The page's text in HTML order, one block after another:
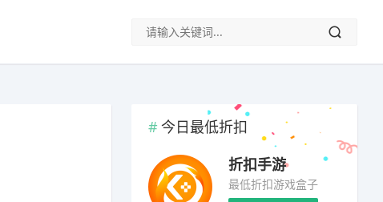
今日最低折扣
折扣手游
最低折扣游戏盒子